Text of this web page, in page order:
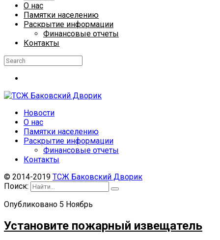
О нас
Памятки населению
Раскрытие информации
Финансовые отчеты
Контакты
Новости
О нас
Памятки населению
Раскрытие информации
Финансовые отчеты
Контакты
© 2014-2019 ТСЖ Баковский Дворик
Поиск:
Опубликовано 5 Ноябрь
Установите пожарный извещатель